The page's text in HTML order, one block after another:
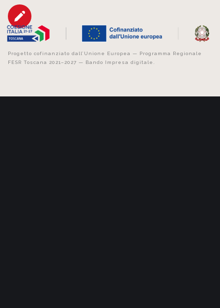
Progetto cofinanziato dall’Unione Europea — Programma Regionale
FESR Toscana 2021–2027 — Bando Impresa digitale.